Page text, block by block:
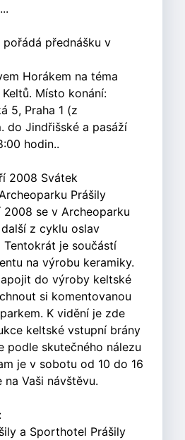
pořádá přednášku v
Horákem na téma
Místo konání:
5, Praha 1 (z
do Jindřišské a pasáží
hodin..
2008 Svátek
Prášily
se v Archeoparku
z cyklu oslav
je součástí
na výrobu keramiky.
do výroby keltské
si komentovanou
K vidění je zde
keltské vstupní brány
podle skutečného nálezu
je v sobotu od 10 do 16
na Vaši návštěvu.
a Sporthotel Prášily